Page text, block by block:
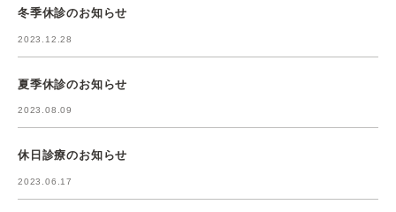
冬季休診のお知らせ
2023.12.28
夏季休診のお知らせ
2023.08.09
休日診療のお知らせ
2023.06.17